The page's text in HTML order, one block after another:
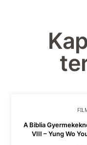
A Biblia
VIII – Yung Wo